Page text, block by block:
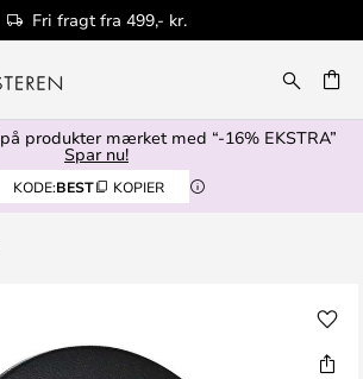
Fri fragt fra 499,- kr.
på produkter mærket med “-16% EKSTRA”
Spar nu!
KODE:BEST KOPIER